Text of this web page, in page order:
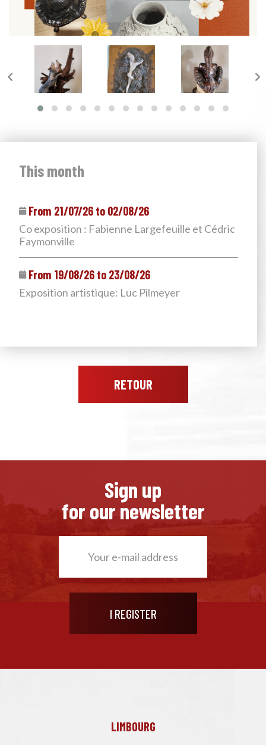
This month
From 21/07/26 to 02/08/26
Co exposition : Fabienne Largefeuille et Cédric
Faymonville
From 19/08/26 to 23/08/26
Exposition artistique: Luc Pilmeyer
RETOUR
Sign up
for our newsletter
LIMBOURG